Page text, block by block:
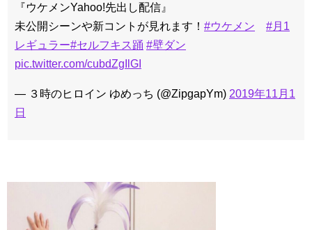
『ウケメンYahoo!先出し配信』
未公開シーンや新コントが見れます！ #ウケメン
#月1
レギュラー#セルフキス踊 #壁ダン
pic.twitter.com/cubdZgIlGI
— ３時のヒロイン ゆめっち (@ZipgapYm) 2019年11月1
日